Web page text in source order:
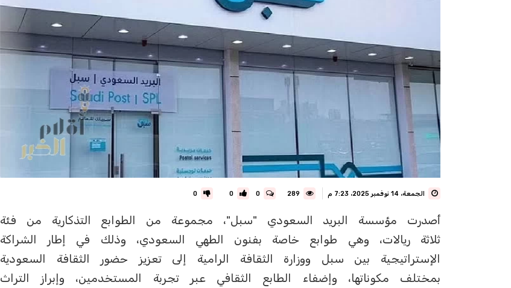
الجمعة، 14 نوفمبر 2025، 7:23 م 0
0
0
أصدرت مؤسسة البريد السعودي "سبل"، مجموعة من الطوابع التذكارية من فئة
ثلاثة ريالات، وهي طوابع خاصة بفنون الطهي السعودي، وذلك في إطار الشراكة
الإستراتيجية بين سبل ووزارة الثقافة الرامية إلى تعزيز حضور الثقافة السعودية
بمختلف مكوناتها، وإضفاء الطابع الثقافي عبر تجربة المستخدمين، وإبراز التراث